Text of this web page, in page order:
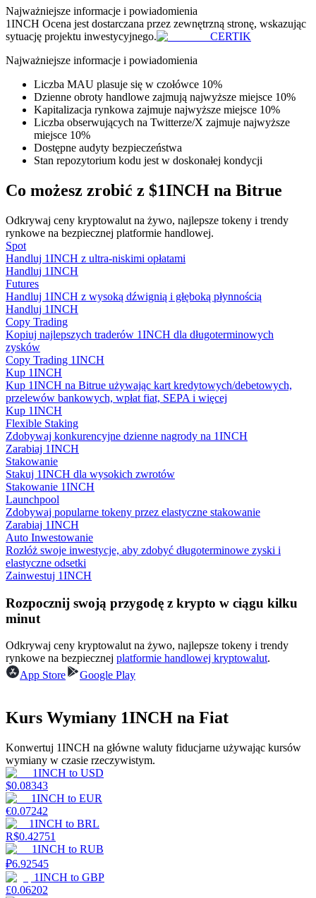
Informacja
Analiza Big Data, w tym informacje handlowe itp.
Przewodnik
Strategie handlowe
Dowiedz się, jak zachować rentowność
Zarabiać
Mocna Świnka
Stawianie
Wysokie zyski i natychmiastowy dostęp
Najważniejsze informacje i powiadomienia
1INCH Ocena jest dostarczana przez zewnętrzną stronę, wskazując
sytuację projektu inwestycyjnego.
CERTIK
Najważniejsze informacje i powiadomienia
Liczba MAU plasuje się w czołówce 10%
Dzienne obroty handlowe zajmują najwyższe miejsce 10%
Kapitalizacja rynkowa zajmuje najwyższe miejsce 10%
Liczba obserwujących na Twitterze/X zajmuje najwyższe
miejsce 10%
Dostępne audyty bezpieczeństwa
Stan repozytorium kodu jest w doskonałej kondycji
Co możesz zrobić z $1INCH na Bitrue
Odkrywaj ceny kryptowalut na żywo, najlepsze tokeny i trendy
rynkowe na bezpiecznej platformie handlowej.
Spot
Handluj 1INCH z ultra-niskimi opłatami
Handluj 1INCH
Futures
Handluj 1INCH z wysoką dźwignią i głęboką płynnością
Handluj 1INCH
Copy Trading
Kopiuj najlepszych traderów 1INCH dla długoterminowych
zysków
Copy Trading 1INCH
Kup 1INCH
Kup 1INCH na Bitrue używając kart kredytowych/debetowych,
przelewów bankowych, wpłat fiat, SEPA i więcej
Kup 1INCH
Flexible Staking
Zdobywaj konkurencyjne dzienne nagrody na 1INCH
Zarabiaj 1INCH
Stakowanie
Stakuj 1INCH dla wysokich zwrotów
Stakowanie 1INCH
Launchpool
Zdobywaj popularne tokeny przez elastyczne stakowanie
Zarabiaj 1INCH
Auto Inwestowanie
Rozłóż swoje inwestycje, aby zdobyć długoterminowe zyski i
elastyczne odsetki
Zainwestuj 1INCH
Rozpocznij swoją przygodę z krypto w ciągu kilku
minut
Odkrywaj ceny kryptowalut na żywo, najlepsze tokeny i trendy
rynkowe na bezpiecznej platformie handlowej kryptowalut.
App Store
Google Play
Kurs Wymiany 1INCH na Fiat
Konwertuj 1INCH na główne waluty fiducjarne używając kursów
wymiany w czasie rzeczywistym.
1INCH to USD
$0.08343
1INCH to EUR
€0.07242
1INCH to BRL
R$0.42751
1INCH to RUB
₽6.92545
1INCH to GBP
£0.06202